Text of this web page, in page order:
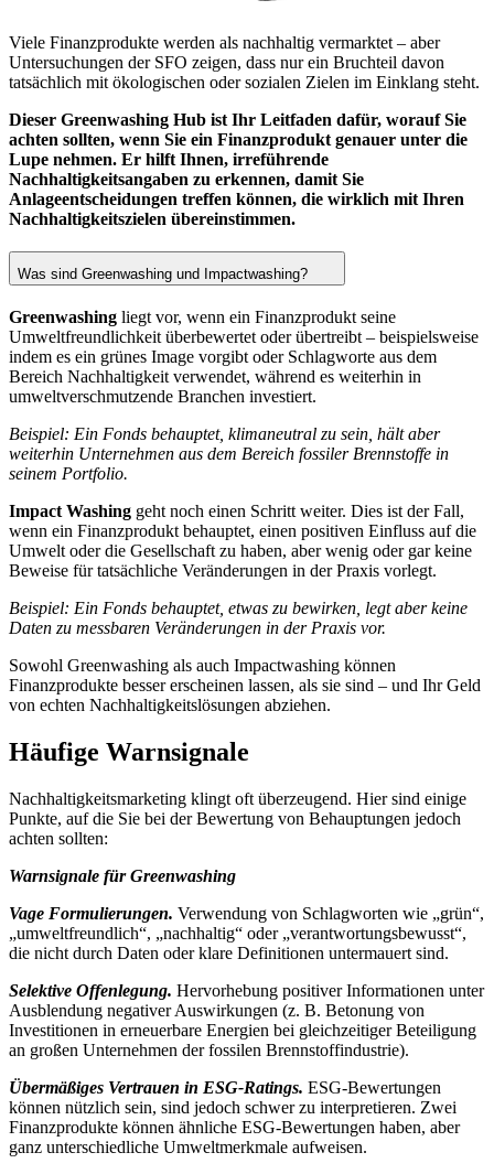
Viele Finanzprodukte werden als nachhaltig vermarktet – aber
Untersuchungen der SFO zeigen, dass nur ein Bruchteil davon
tatsächlich mit ökologischen oder sozialen Zielen im Einklang steht.
Dieser Greenwashing Hub ist Ihr Leitfaden dafür, worauf Sie
achten sollten, wenn Sie ein Finanzprodukt genauer unter die
Lupe nehmen. Er hilft Ihnen, irreführende
Nachhaltigkeitsangaben zu erkennen, damit Sie
Anlageentscheidungen treffen können, die wirklich mit Ihren
Nachhaltigkeitszielen übereinstimmen.
Was sind Greenwashing und Impactwashing?
Greenwashing liegt vor, wenn ein Finanzprodukt seine
Umweltfreundlichkeit überbewertet oder übertreibt – beispielsweise
indem es ein grünes Image vorgibt oder Schlagworte aus dem
Bereich Nachhaltigkeit verwendet, während es weiterhin in
umweltverschmutzende Branchen investiert.
Beispiel: Ein Fonds behauptet, klimaneutral zu sein, hält aber
weiterhin Unternehmen aus dem Bereich fossiler Brennstoffe in
seinem Portfolio.
Impact Washing geht noch einen Schritt weiter. Dies ist der Fall,
wenn ein Finanzprodukt behauptet, einen positiven Einfluss auf die
Umwelt oder die Gesellschaft zu haben, aber wenig oder gar keine
Beweise für tatsächliche Veränderungen in der Praxis vorlegt.
Beispiel: Ein Fonds behauptet, etwas zu bewirken, legt aber keine
Daten zu messbaren Veränderungen in der Praxis vor.
Sowohl Greenwashing als auch Impactwashing können
Finanzprodukte besser erscheinen lassen, als sie sind – und Ihr Geld
von echten Nachhaltigkeitslösungen abziehen.
Häufige Warnsignale
Nachhaltigkeitsmarketing klingt oft überzeugend. Hier sind einige
Punkte, auf die Sie bei der Bewertung von Behauptungen jedoch
achten sollten:
Warnsignale für Greenwashing
Vage Formulierungen. Verwendung von Schlagworten wie „grün“,
„umweltfreundlich“, „nachhaltig“ oder „verantwortungsbewusst“,
die nicht durch Daten oder klare Definitionen untermauert sind.
Selektive Offenlegung. Hervorhebung positiver Informationen unter
Ausblendung negativer Auswirkungen (z. B. Betonung von
Investitionen in erneuerbare Energien bei gleichzeitiger Beteiligung
an großen Unternehmen der fossilen Brennstoffindustrie).
Übermäßiges Vertrauen in ESG-Ratings. ESG-Bewertungen
können nützlich sein, sind jedoch schwer zu interpretieren. Zwei
Finanzprodukte können ähnliche ESG-Bewertungen haben, aber
ganz unterschiedliche Umweltmerkmale aufweisen.